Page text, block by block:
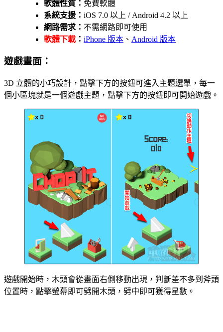
軟體性質： 免費軟體
系統支援： iOS 7.0 以上 / Android 4.2 以上
網路需求： 不需網路即可使用
軟體下載 ： iPhone 版本 、 Android 版本
遊戲畫面：
3D 立體的小巧設計，點擊下方的按鈕可進入主題選單，每一
個小區塊就是一個遊戲主題，點擊下方的按鈕即可開始遊戲。
遊戲開始時，木頭會從畫面右側移動出現，判斷差不多到斧頭
位置時，點擊螢幕即可劈開木頭，劈中即可獲得星數。